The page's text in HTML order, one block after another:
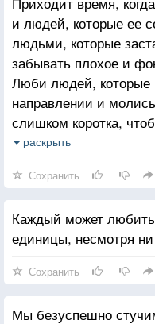
и людей, которые ее
людьми, которые
забывать плохое и
Люби людей, которые
направлении и
слишком коротка,
Падение - это часть
раскрыть
Сохранить
Каждый может
единицы, несмотря
Сохранить
Мы безуспешно